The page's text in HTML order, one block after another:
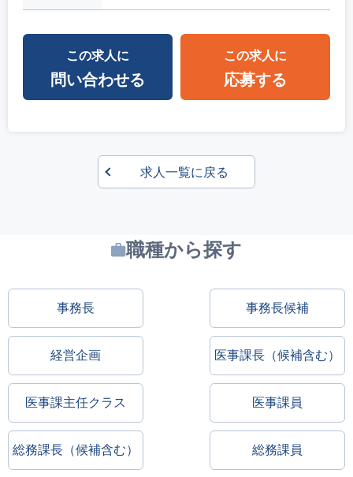
この求人に
問い合わせる
この求人に
応募する
求人一覧に戻る
職種から探す
事務長 事務長候補
経営企画 医事課長（候補含む）
医事課主任クラス 医事課員
総務課長（候補含む） 総務課員